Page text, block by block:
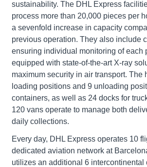
sustainability. The DHL Express
process more than 20,000 pieces per
a sevenfold increase in capacity
previous operation. They also include
ensuring individual monitoring of each
equipped with state-of-the-art X-ray
maximum security in air transport. The
loading positions and 9 unloading
containers, as well as 24 docks for
120 vans operate to manage both
daily collections.
Every day, DHL Express operates 10
dedicated aviation network at
utilizes an additional 6 intercontinental